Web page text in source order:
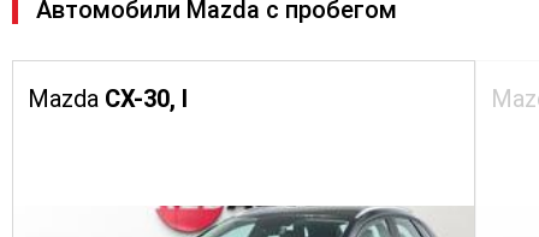
Автомобили Mazda с пробегом
Mazda CX-30, I